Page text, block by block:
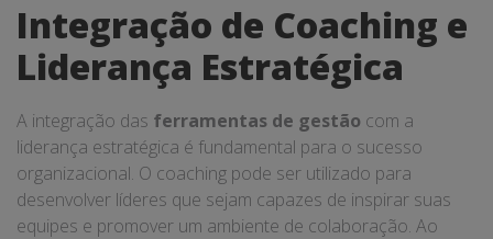
Integração de Coaching e
Liderança Estratégica
A integração das ferramentas de gestão com a
liderança estratégica é fundamental para o sucesso
organizacional. O coaching pode ser utilizado para
desenvolver líderes que sejam capazes de inspirar suas
equipes e promover um ambiente de colaboração. Ao